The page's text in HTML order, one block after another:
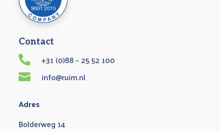
Contact
 +31 (0)88 – 25 52 100

info@ruim.nl
Adres
Bolderweg 14